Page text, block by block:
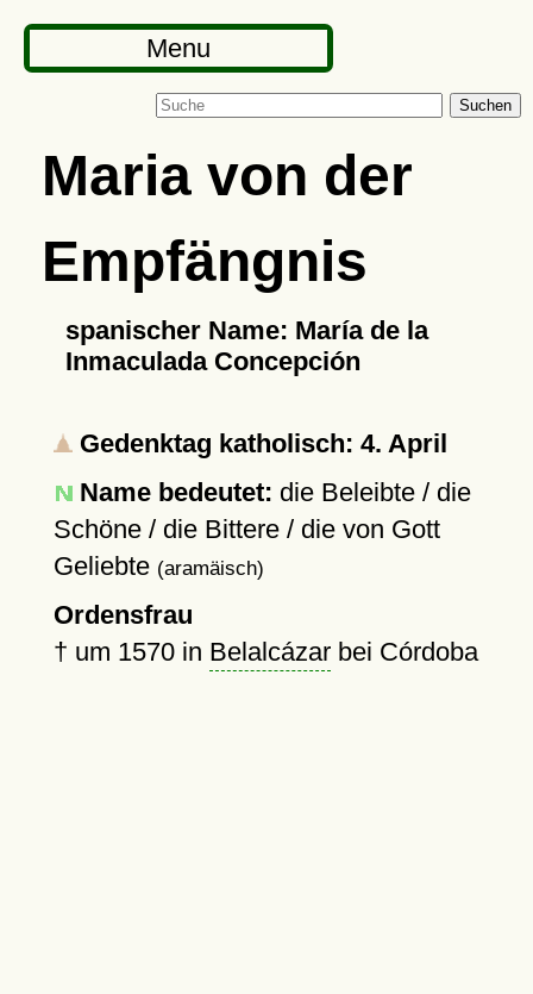
Menu
Suchen
Maria von der
Empfängnis
spanischer Name: María de la
Inmaculada Concepción
Gedenktag katholisch: 4. April
Name bedeutet: die Beleibte / die
Schöne / die Bittere / die von Gott
Geliebte (aramäisch)
Ordensfrau
† um 1570in Belalcázarbei Córdoba